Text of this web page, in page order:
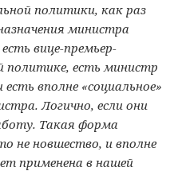
политики, как раз
министра
вице-премьер-
политике, есть министр
вполне «социальное»
Логично, если они
Такая форма
не новшество, и вполне
применена в нашей